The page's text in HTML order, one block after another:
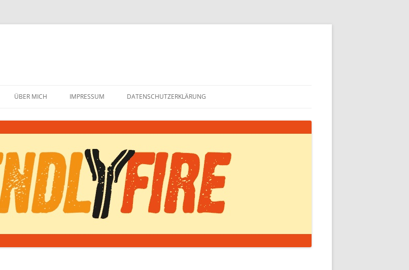
ÜBER MICH IMPRESSUM DATENSCHUTZERKLÄRUNG